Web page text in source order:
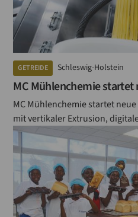
GETREIDE Schleswig-Holstein
MC Mühlenchemie startet
MC Mühlenchemie startet
mit vertikaler Extrusion,